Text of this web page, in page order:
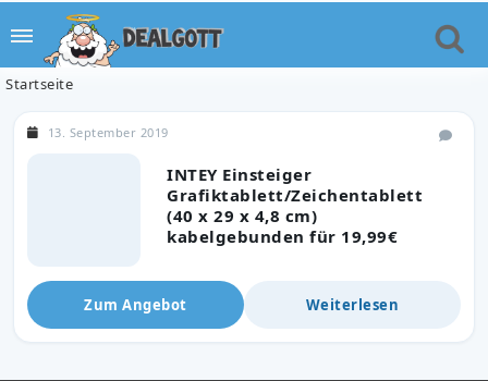
Startseite
INTEY Einsteiger
Grafiktablett/Zeichentablett
(40 x 29 x 4,8 cm)
kabelgebunden für 19,99€
13. September 2019
Zum Angebot Weiterlesen